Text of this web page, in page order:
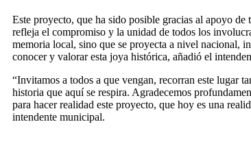
Este proyecto, que ha sido posible gracias al apoyo
refleja el compromiso y la unidad de todos los
memoria local, sino que se proyecta a nivel nacional,
conocer y valorar esta joya histórica, añadió el
“Invitamos a todos a que vengan, recorran este lugar
historia que aquí se respira. Agradecemos
para hacer realidad este proyecto, que hoy es una
intendente municipal.